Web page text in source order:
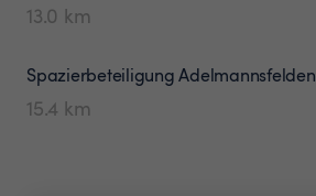
13.0 km
SpazierbeteiligungAdelmannsfelden
15.4 km